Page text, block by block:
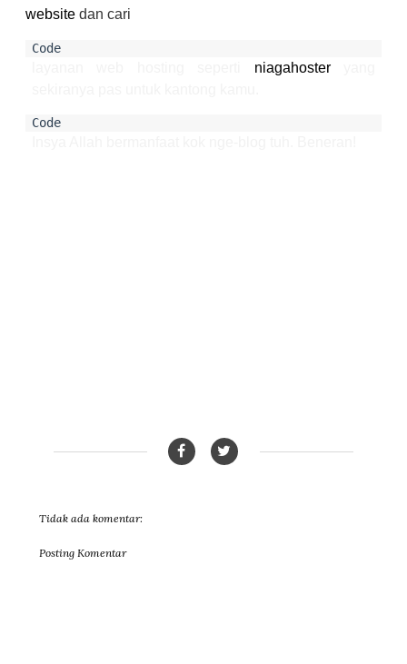
websitedan cari
niagahoster yang
Tidak ada komentar:
Posting Komentar